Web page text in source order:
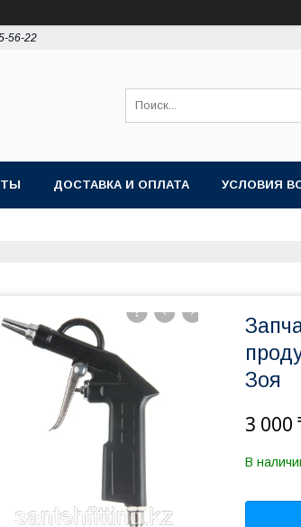
56-22
ДОСТАВКА И ОПЛАТА УСЛОВИЯ
Зоя
3 000
В